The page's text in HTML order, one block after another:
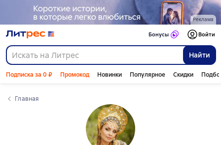
Реклама
Найти
Бонусы Войти
Подписка за 0 ₽ Промокод Новинки Популярное Скидки
Главная
Слайдер с книгами
Слайдер с книгами